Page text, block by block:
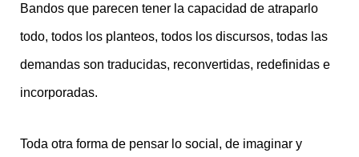
Bandos que parecen tener la capacidad de atraparlo
todo, todos los planteos, todos los discursos, todas las
demandas son traducidas, reconvertidas, redefinidas e
incorporadas.
Toda otra forma de pensar lo social, de imaginar y